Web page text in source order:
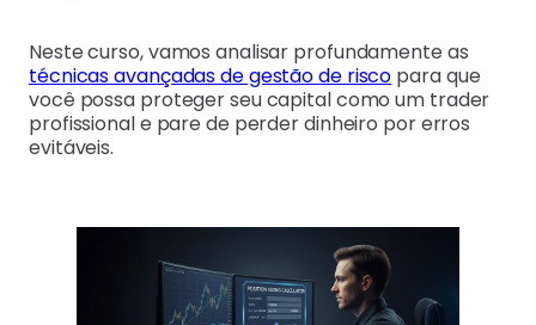
Neste curso, vamos analisar profundamente as
técnicas avançadas de gestão de risco para que
você possa proteger seu capital como um trader
profissional e pare de perder dinheiro por erros
evitáveis.